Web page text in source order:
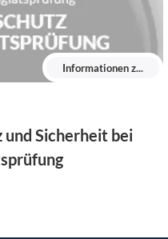
Informationen z...
und Sicherheit bei